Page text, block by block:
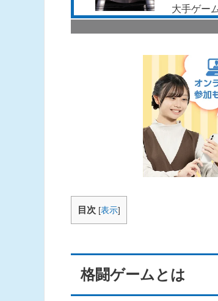
大手ゲー
目次 [表示]
格闘ゲームとは